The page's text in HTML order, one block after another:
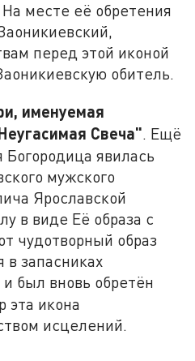
месте её обретения
перед этой иконой
обитель.
именуемая
Свеча". Ещё
Богородица явилась
мужского
Ярославской
в виде Её образа с
чудотворный образ
в запасниках
был вновь обретён
эта икона
исцелений.